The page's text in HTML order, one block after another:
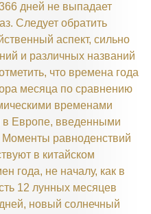
дней не выпадает
Следует обратить
аспект, сильно
и различных названий
что времена года
месяца по сравнению
временами
в Европе, введенными
Моменты равноденствий
в китайском
года, не началу, как в
12 лунных месяцев
новый солнечный